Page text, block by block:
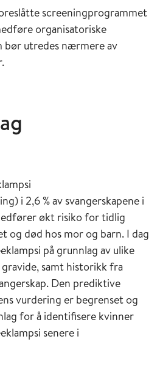
screeningprogrammet
organisatoriske
bør utredes nærmere av
i 2,6 % av svangerskapene i
økt risiko for tidlig
og død hos mor og barn. I dag
på grunnlag av ulike
samt historikk fra
Den prediktive
vurdering er begrenset og
for å identifisere kvinner
senere i